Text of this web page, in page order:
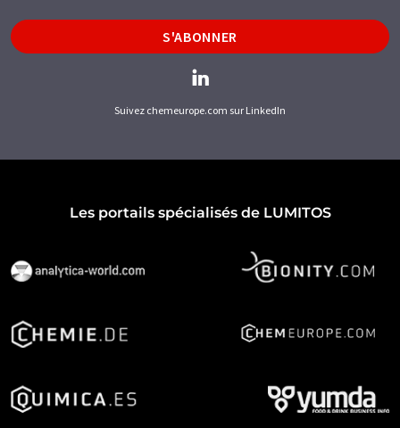
S'ABONNER
Suivez chemeurope.com sur LinkedIn
Les portails spécialisés de LUMITOS